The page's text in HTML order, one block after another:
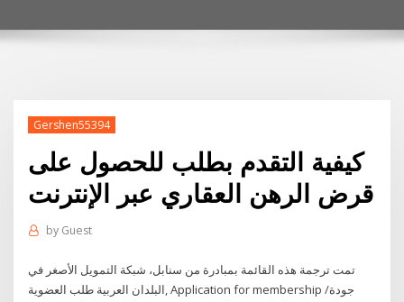
Gershen55394
كيفية التقدم بطلب للحصول على
قرض الرهن العقاري عبر الإنترنت
by Guest
تمت ترجمة هذه القائمة بمبادرة من سنابل، شبكة التمويل الأصغر في
البلدان العربية طلب العضوية, Application for membership جودة/